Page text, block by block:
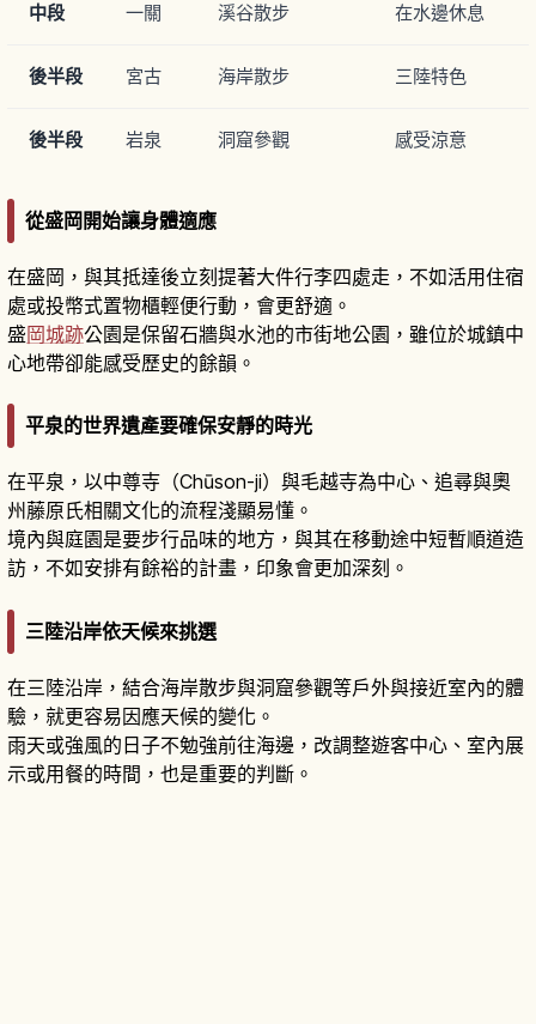
中段 一關 溪谷散步 在水邊休息
後半段 宮古 海岸散步 三陸特色
後半段 岩泉 洞窟參觀 感受涼意
從盛岡開始讓身體適應
在盛岡，與其抵達後立刻提著大件行李四處走，不如活用住宿
處或投幣式置物櫃輕便行動，會更舒適。
盛岡城跡公園是保留石牆與水池的市街地公園，雖位於城鎮中
心地帶卻能感受歷史的餘韻。
平泉的世界遺產要確保安靜的時光
在平泉，以中尊寺（Chūson-ji）與毛越寺為中心、追尋與奧
州藤原氏相關文化的流程淺顯易懂。
境內與庭園是要步行品味的地方，與其在移動途中短暫順道造
訪，不如安排有餘裕的計畫，印象會更加深刻。
三陸沿岸依天候來挑選
在三陸沿岸，結合海岸散步與洞窟參觀等戶外與接近室內的體
驗，就更容易因應天候的變化。
雨天或強風的日子不勉強前往海邊，改調整遊客中心、室內展
示或用餐的時間，也是重要的判斷。